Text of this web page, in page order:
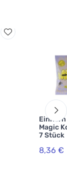
Magic
7 Stück
8,36 €